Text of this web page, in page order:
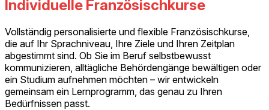
Individuelle Französischkurse
Vollständig personalisierte und flexible Französischkurse,
die auf Ihr Sprachniveau, Ihre Ziele und Ihren Zeitplan
abgestimmt sind. Ob Sie im Beruf selbstbewusst
kommunizieren, alltägliche Behördengänge bewältigen oder
ein Studium aufnehmen möchten – wir entwickeln
gemeinsam ein Lernprogramm, das genau zu Ihren
Bedürfnissen passt.